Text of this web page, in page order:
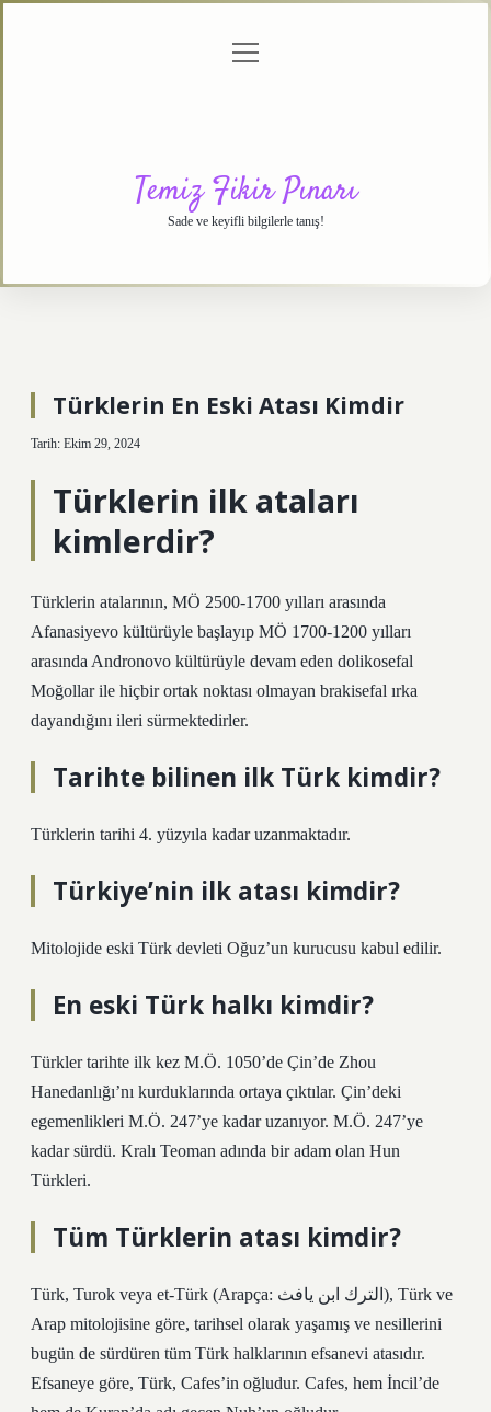
menüyü
Temiz Fikir Pınarı
Sade ve keyifli bilgilerle tanış!
Türklerin En Eski Atası Kimdir
Tarih: Ekim 29, 2024
Türklerin ilk ataları
kimlerdir?
Türklerin atalarının, MÖ 2500-1700 yılları arasında
Afanasiyevo kültürüyle başlayıp MÖ 1700-1200 yılları
arasında Andronovo kültürüyle devam eden dolikosefal
Moğollar ile hiçbir ortak noktası olmayan brakisefal ırka
dayandığını ileri sürmektedirler.
Tarihte bilinen ilk Türk kimdir?
Türklerin tarihi 4. yüzyıla kadar uzanmaktadır.
Türkiye’nin ilk atası kimdir?
Mitolojide eski Türk devleti Oğuz’un kurucusu kabul edilir.
En eski Türk halkı kimdir?
Türkler tarihte ilk kez M.Ö. 1050’de Çin’de Zhou
Hanedanlığı’nı kurduklarında ortaya çıktılar. Çin’deki
egemenlikleri M.Ö. 247’ye kadar uzanıyor. M.Ö. 247’ye
kadar sürdü. Kralı Teoman adında bir adam olan Hun
Türkleri.
Tüm Türklerin atası kimdir?
Türk, Turok veya et-Türk (Arapça: الترك ابن يافث), Türk ve
Arap mitolojisine göre, tarihsel olarak yaşamış ve nesillerini
bugün de sürdüren tüm Türk halklarının efsanevi atasıdır.
Efsaneye göre, Türk, Cafes’in oğludur. Cafes, hem İncil’de